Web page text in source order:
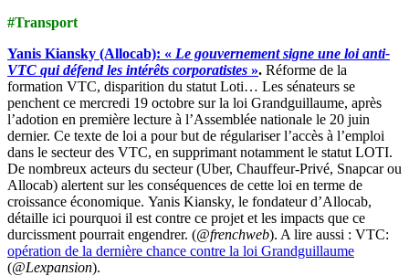
#Transport
Yanis Kiansky (Allocab): « Le gouvernement signe une loi anti-
VTC qui défend les intérêts corporatistes ». Réforme de la
formation VTC, disparition du statut Loti… Les sénateurs se
penchent ce mercredi 19 octobre sur la loi Grandguillaume, après
l’adotion en première lecture à l’Assemblée nationale le 20 juin
dernier. Ce texte de loi a pour but de régulariser l’accès à l’emploi
dans le secteur des VTC, en supprimant notamment le statut LOTI.
De nombreux acteurs du secteur (Uber, Chauffeur-Privé, Snapcar ou
Allocab) alertent sur les conséquences de cette loi en terme de
croissance économique. Yanis Kiansky, le fondateur d’Allocab,
détaille ici pourquoi il est contre ce projet et les impacts que ce
durcissment pourrait engendrer. (@frenchweb). A lire aussi : VTC:
opération de la dernière chance contre la loi Grandguillaume
(@Lexpansion).